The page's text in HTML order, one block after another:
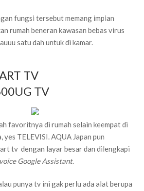
fungsi tersebut memang impian
rumah beneran kawasan bebas virus
satu dah untuk di kamar.
TV
TV
favoritnya di rumah selain keempat di
yes TELEVISI. AQUA Japan pun
tv dengan layar besar dan dilengkapi
Google Assistant.
punya tv ini gak perlu ada alat berupa